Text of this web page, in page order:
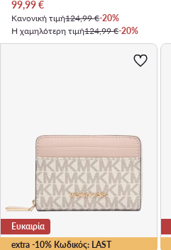
Τρέχουσα τιμή
99,99€
Κανονική τιμή124,99 €-20%
Η χαμηλότερη τιμή124,99 €-20%
extra -10% Κωδικός: LAST
Ευκαιρία